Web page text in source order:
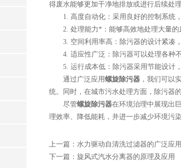
得废水能够更加干净地排放或进行后续处
1. 高度自动化：采用良好的控制系统，
2. 处理能力*：能够高效地处理大量的
3. 空间利用率高：除污器的设计紧凑，
4. 适应性广泛：除污器可以处理各种不
5. 运行成本低：除污器采用节能设计，
通过广泛应用螺旋除污器 ，我们可以
统。同时，在城市污水处理方面，除污器
尽管螺旋除污器在环境治理中展现出
理效率、降低能耗，并进一步减少环境污染
上一篇： 水力驱动自清洗过滤器的广泛应用
下一篇： 旋风式汽水分离器的原理及应用